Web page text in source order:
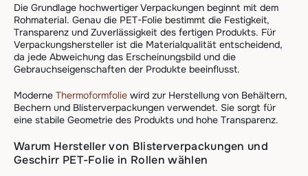
Die Grundlage hochwertiger Verpackungen beginnt mit dem
Rohmaterial. Genau die PET-Folie bestimmt die Festigkeit,
Transparenz und Zuverlässigkeit des fertigen Produkts. Für
Verpackungshersteller ist die Materialqualität entscheidend,
da jede Abweichung das Erscheinungsbild und die
Gebrauchseigenschaften der Produkte beeinflusst.
Moderne Thermoformfolie wird zur Herstellung von Behältern,
Bechern und Blisterverpackungen verwendet. Sie sorgt für
eine stabile Geometrie des Produkts und hohe Transparenz.
Warum Hersteller von Blisterverpackungen und
Geschirr PET-Folie in Rollen wählen